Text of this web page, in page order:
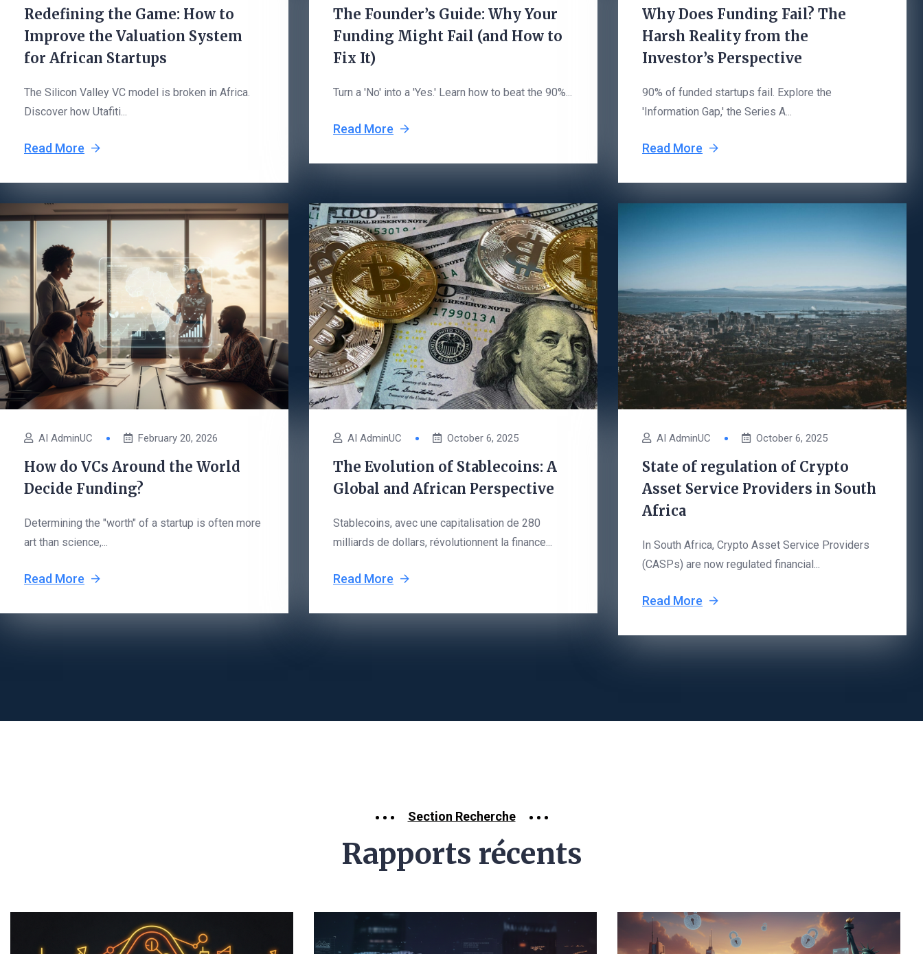
Redefining the Game: How to
Improve the Valuation System
for African Startups
The Silicon Valley VC model is broken in Africa.
Discover how Utafiti...
Read More
The Founder’s Guide: Why Your
Funding Might Fail (and How to
Fix It)
Turn a 'No' into a 'Yes.' Learn how to beat the 90%...
Read More
Why Does Funding Fail? The
Harsh Reality from the
Investor’s Perspective
90% of funded startups fail. Explore the
'Information Gap,' the Series A...
Read More
AI AdminUC February 20, 2026
How do VCs Around the World
Decide Funding?
Determining the "worth" of a startup is often more
art than science,...
Read More
AI AdminUC October 6, 2025
The Evolution of Stablecoins: A
Global and African Perspective
Stablecoins, avec une capitalisation de 280
milliards de dollars, révolutionnent la finance...
Read More
AI AdminUC October 6, 2025
State of regulation of Crypto
Asset Service Providers in South
Africa
In South Africa, Crypto Asset Service Providers
(CASPs) are now regulated financial...
Read More
Section Recherche
Rapports récents